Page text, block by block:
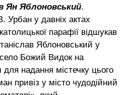
Ян Яблоновський.
Урбан у давніх актах
парафії відшукав
Яблоновський у
Божий Видок на
надання містечку цього
привіз у місто чудодійний